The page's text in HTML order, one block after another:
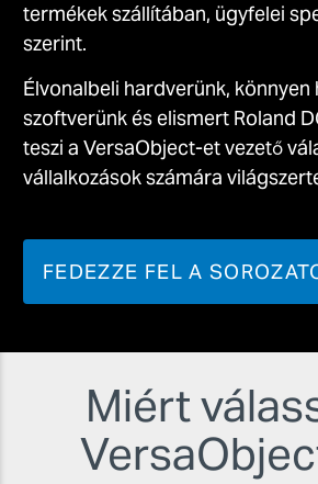
termékek szállítában, ügyfelei
szerint.
Élvonalbeli hardverünk, könnyen
szoftverünk és elismert Roland
teszi a VersaObject-et vezető
vállalkozások számára
FEDEZZE FEL A
Miért